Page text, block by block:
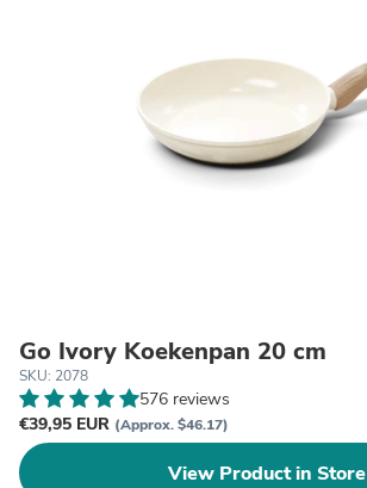
Go Ivory Koekenpan 20 cm
SKU: 2078
576 reviews
€39,95 EUR (Approx. $46.17)
View Product in Store